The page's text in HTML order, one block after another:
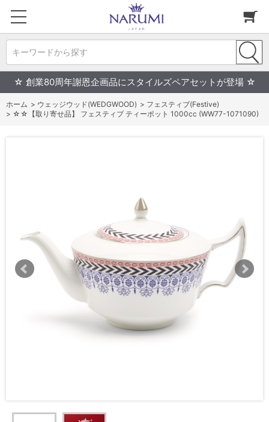
キーワードから探す
☆ 創業80周年謝恩企画品にスタイルズペアセットが登場 ☆
ホーム > ウェッジウッド(WEDGWOOD) > フェスティブ(Festive)
> ☆☆【取り寄せ品】 フェスティブ ティーポット 1000cc (WW77-1071090)